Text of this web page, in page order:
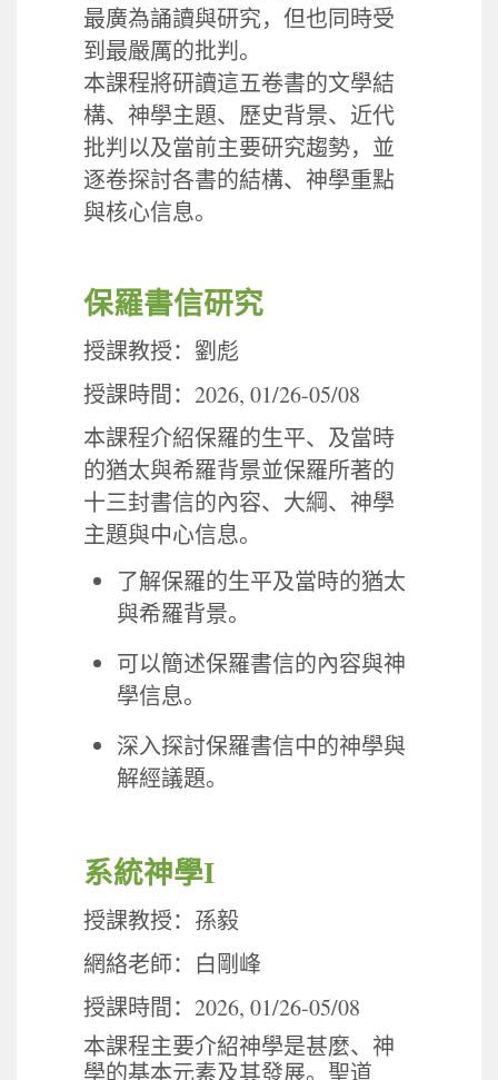
最廣為誦讀與研究，但也同時受
到最嚴厲的批判。
本課程將研讀這五卷書的文學結
構、神學主題、歷史背景、近代
批判以及當前主要研究趨勢，並
逐卷探討各書的結構、神學重點
與核心信息。
保羅書信研究
授課教授：劉彪
授課時間： 2026, 01/26-05/08
本課程介紹保羅的生平、及當時
的猶太與希羅背景並保羅所著的
十三封書信的內容、大綱、神學
主題與中心信息。
了解保羅的生平及當時的猶太
與希羅背景。
可以簡述保羅書信的內容與神
學信息。
深入探討保羅書信中的神學與
解經議題。
系統神學I
授課教授：孫毅
網絡老師：白剛峰
授課時間： 2026, 01/26-05/08
本課程主要介紹神學是甚麼、神
學的基本元素及其發展。聖道